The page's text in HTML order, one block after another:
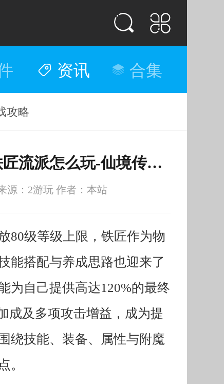
资讯 合集
攻略
仙境传说重生攻速辅助流铁匠流派怎么玩-仙境传说重生攻速辅助流铁匠流派搭配推荐
源：2游玩 作者：本站
80级等级上限，铁匠作为物
能搭配与养成思路也迎来了
为自己提供高达120%的最终
成及多项攻击增益，成为提
绕技能、装备、属性与附魔
。